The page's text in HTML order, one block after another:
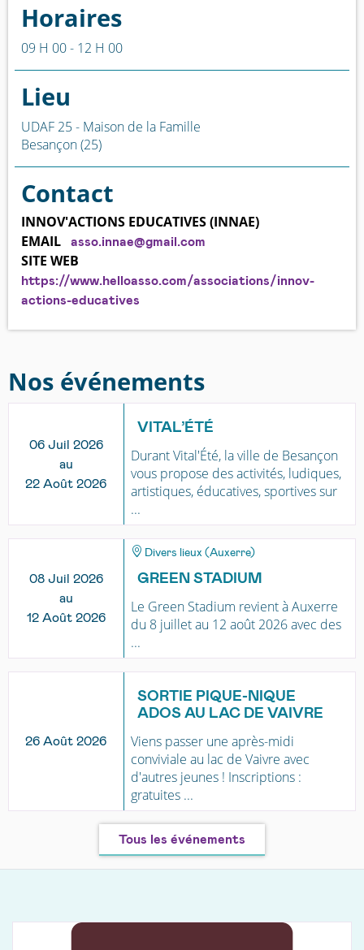
Horaires
09 H 00 - 12 H 00
Lieu
UDAF 25 - Maison de la Famille
Besançon (25)
Contact
INNOV'ACTIONS EDUCATIVES (INNAE)
EMAIL
asso.innae@gmail.com
SITE WEB
https://www.helloasso.com/associations/innov-
actions-educatives
Nos événements
06 Juil 2026
au
22 Août 2026
VITAL’ÉTÉ
Durant Vital'Été, la ville de Besançon
vous propose des activités, ludiques,
artistiques, éducatives, sportives sur
...
08 Juil 2026
au
12 Août 2026
Divers lieux (Auxerre)
GREEN STADIUM
Le Green Stadium revient à Auxerre
du 8 juillet au 12 août 2026 avec des
...
26 Août 2026
SORTIE PIQUE-NIQUE
ADOS AU LAC DE VAIVRE
Viens passer une après-midi
conviviale au lac de Vaivre avec
d'autres jeunes ! Inscriptions :
gratuites ...
Tous les événements